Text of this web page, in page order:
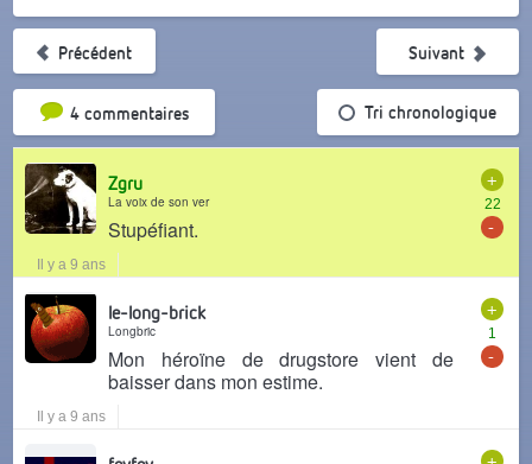
Précédent
4 commentairesTri par popularité Tri chronologique
Suivant
+
22
-
Zgru
La voix de son ver
Stupéfiant.
Il y a 9 ans
+
1
-
le-long-brick
Longbric
Mon héroïne de drugstore vient de
baisser dans mon estime.
Il y a 9 ans
+